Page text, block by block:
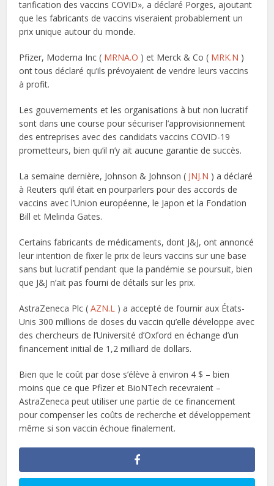
tarification des vaccins COVID», a déclaré Porges, ajoutant
que les fabricants de vaccins viseraient probablement un
prix unique autour du monde.
Pfizer, Moderna Inc ( MRNA.O ) et Merck & Co ( MRK.N )
ont tous déclaré qu’ils prévoyaient de vendre leurs vaccins
à profit.
Les gouvernements et les organisations à but non lucratif
sont dans une course pour sécuriser l’approvisionnement
des entreprises avec des candidats vaccins COVID-19
prometteurs, bien qu’il n’y ait aucune garantie de succès.
La semaine dernière, Johnson & Johnson ( JNJ.N ) a déclaré
à Reuters qu’il était en pourparlers pour des accords de
vaccins avec l’Union européenne, le Japon et la Fondation
Bill et Melinda Gates.
Certains fabricants de médicaments, dont J&J, ont annoncé
leur intention de fixer le prix de leurs vaccins sur une base
sans but lucratif pendant que la pandémie se poursuit, bien
que J&J n’ait pas fourni de détails sur les prix.
AstraZeneca Plc (AZN.L ) a accepté de fournir aux États-
Unis 300 millions de doses du vaccin qu’elle développe avec
des chercheurs de l’Université d’Oxford en échange d’un
financement initial de 1,2 milliard de dollars.
Bien que le coût par dose s’élève à environ 4 $ – bien
moins que ce que Pfizer et BioNTech recevraient –
AstraZeneca peut utiliser une partie de ce financement
pour compenser les coûts de recherche et développement
même si son vaccin échoue finalement.